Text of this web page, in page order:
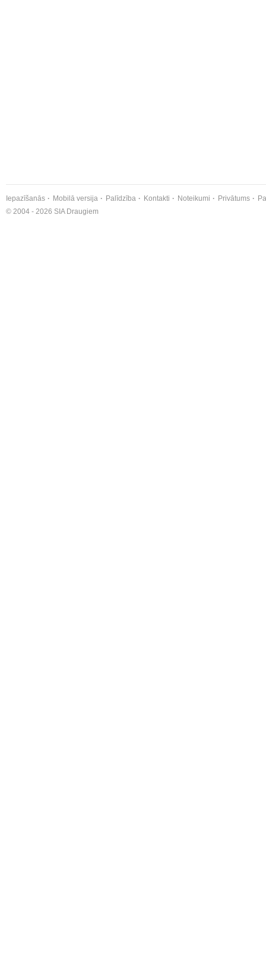
Iepazīšanās Mobilā versija Palīdzība Kontakti Noteikumi Privātums
© 2004 - 2026 SIA Draugiem